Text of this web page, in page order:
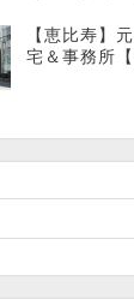
【恵比寿】
宅＆事務所【